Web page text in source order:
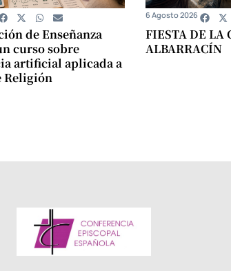
de Enseñanza
curso sobre
artificial aplicada a
Religión
FIESTA DE LA
ALBARRACÍN
6 Agosto 2026